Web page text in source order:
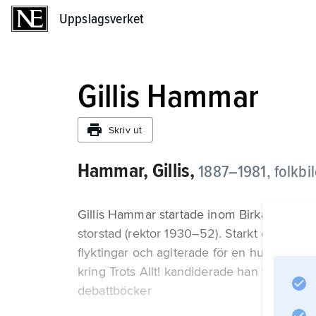
Uppslagsverket
Gillis Hammar
Skriv ut
Hammar, Gillis, 1887–1981,
Gillis Hammar startade inom Birkagården
storstad (rektor 1930–52). Starkt
flyktingar och agiterade för en human
kring Trots Allt! kandiderade han för
debattböcker